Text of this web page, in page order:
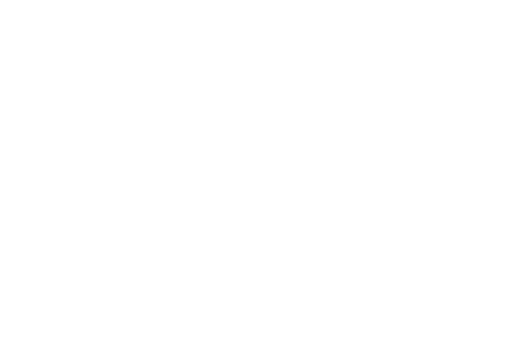
IA y Tokenización con